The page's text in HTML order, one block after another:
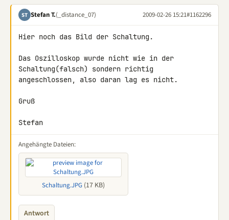
ST Stefan T.(_distance_07) 2009-02-26 15:21#1162296
Hier noch das Bild der Schaltung.
Das Oszilloskop wurde nicht wie in der
Schaltung(falsch) sondern richtig
angeschlossen, also daran lag es nicht.
Gruß
Stefan
Angehängte Dateien:
Schaltung.JPG (17 KB)
Antwort